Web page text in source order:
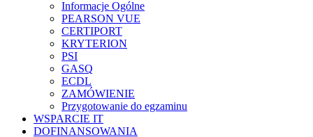
Informacje Ogólne
PEARSON VUE
CERTIPORT
KRYTERION
PSI
GASQ
ECDL
ZAMÓWIENIE
Przygotowanie do egzaminu
WSPARCIE IT
DOFINANSOWANIA